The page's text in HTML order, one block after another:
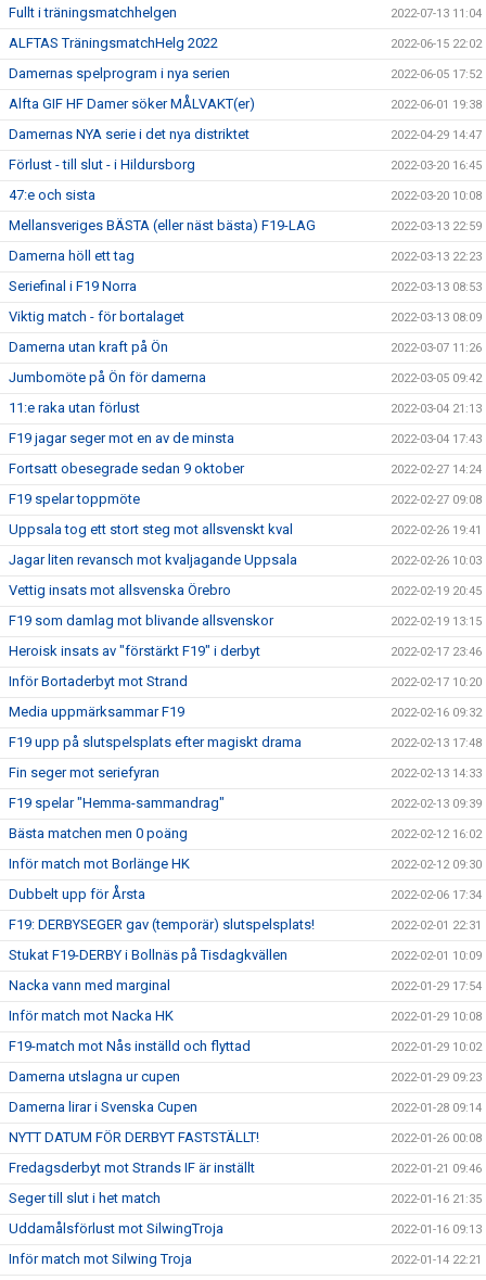
Fullt i träningsmatchhelgen 2022-07-13 11:04
ALFTAS TräningsmatchHelg 2022 2022-06-15 22:02
Damernas spelprogram i nya serien 2022-06-05 17:52
Alfta GIF HF Damer söker MÅLVAKT(er) 2022-06-01 19:38
Damernas NYA serie i det nya distriktet 2022-04-29 14:47
Förlust - till slut - i Hildursborg 2022-03-20 16:45
47:e och sista 2022-03-20 10:08
Mellansveriges BÄSTA (eller näst bästa) F19-LAG 2022-03-13 22:59
Damerna höll ett tag 2022-03-13 22:23
Seriefinal i F19 Norra 2022-03-13 08:53
Viktig match - för bortalaget 2022-03-13 08:09
Damerna utan kraft på Ön 2022-03-07 11:26
Jumbomöte på Ön för damerna 2022-03-05 09:42
11:e raka utan förlust 2022-03-04 21:13
F19 jagar seger mot en av de minsta 2022-03-04 17:43
Fortsatt obesegrade sedan 9 oktober 2022-02-27 14:24
F19 spelar toppmöte 2022-02-27 09:08
Uppsala tog ett stort steg mot allsvenskt kval 2022-02-26 19:41
Jagar liten revansch mot kvaljagande Uppsala 2022-02-26 10:03
Vettig insats mot allsvenska Örebro 2022-02-19 20:45
F19 som damlag mot blivande allsvenskor 2022-02-19 13:15
Heroisk insats av "förstärkt F19" i derbyt 2022-02-17 23:46
Inför Bortaderbyt mot Strand 2022-02-17 10:20
Media uppmärksammar F19 2022-02-16 09:32
F19 upp på slutspelsplats efter magiskt drama 2022-02-13 17:48
Fin seger mot seriefyran 2022-02-13 14:33
F19 spelar "Hemma-sammandrag" 2022-02-13 09:39
Bästa matchen men 0 poäng 2022-02-12 16:02
Inför match mot Borlänge HK 2022-02-12 09:30
Dubbelt upp för Årsta 2022-02-06 17:34
F19: DERBYSEGER gav (temporär) slutspelsplats! 2022-02-01 22:31
Stukat F19-DERBY i Bollnäs på Tisdagkvällen 2022-02-01 10:09
Nacka vann med marginal 2022-01-29 17:54
Inför match mot Nacka HK 2022-01-29 10:08
F19-match mot Nås inställd och flyttad 2022-01-29 10:02
Damerna utslagna ur cupen 2022-01-29 09:23
Damerna lirar i Svenska Cupen 2022-01-28 09:14
NYTT DATUM FÖR DERBYT FASTSTÄLLT! 2022-01-26 00:08
Fredagsderbyt mot Strands IF är inställt 2022-01-21 09:46
Seger till slut i het match 2022-01-16 21:35
Uddamålsförlust mot SilwingTroja 2022-01-16 09:13
Inför match mot Silwing Troja 2022-01-14 22:21